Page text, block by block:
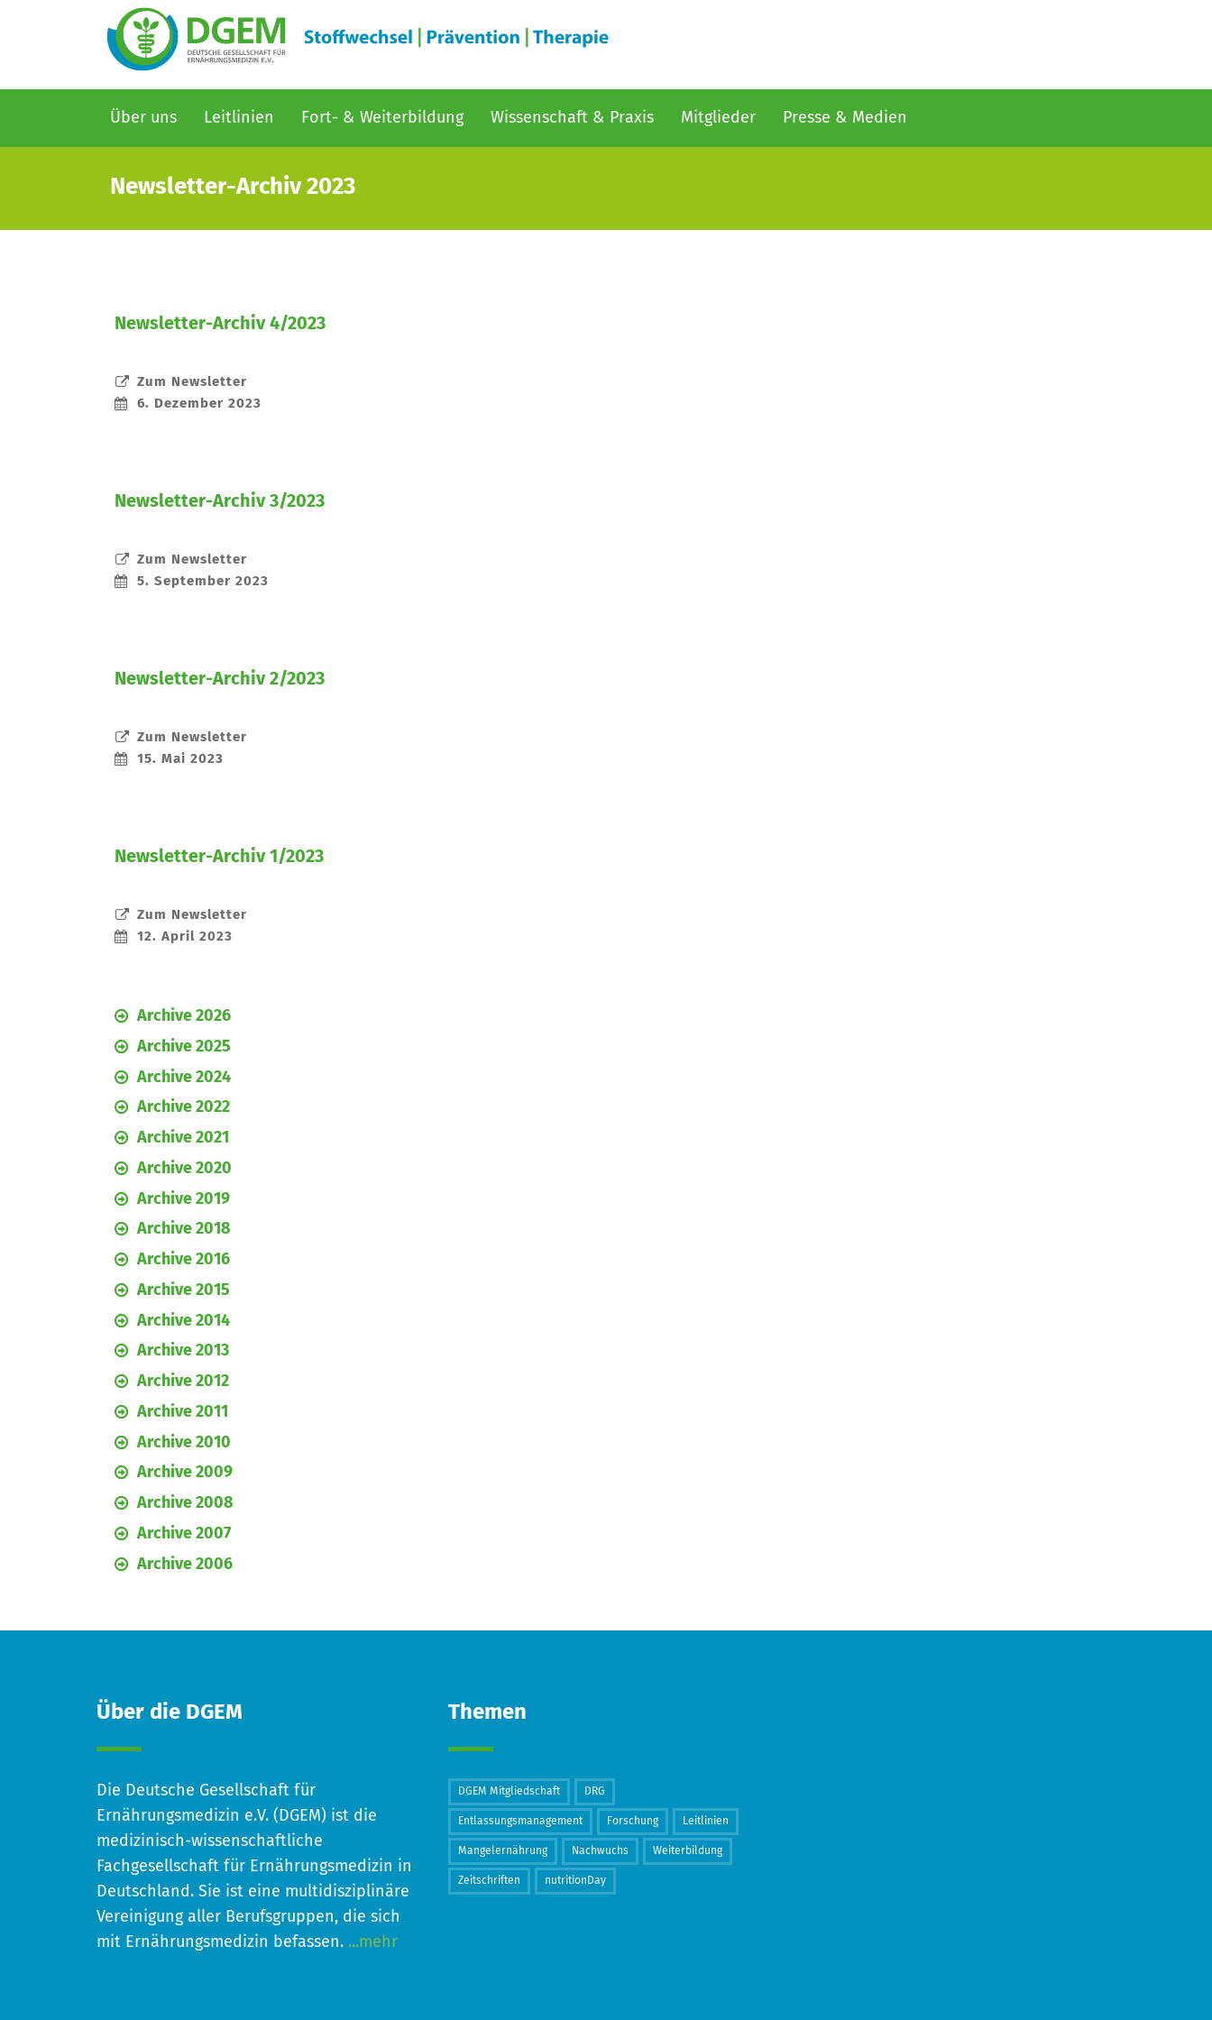
Newsletter-Archiv 2023
Newsletter-Archiv 4/2023
Zum Newsletter
6. Dezember 2023
Newsletter-Archiv 3/2023
Zum Newsletter
5. September 2023
Newsletter-Archiv 2/2023
Zum Newsletter
15. Mai 2023
Newsletter-Archiv 1/2023
Zum Newsletter
12. April 2023
Archive 2026
Archive 2025
Archive 2024
Archive 2022
Archive 2021
Archive 2020
Archive 2019
Archive 2018
Archive 2016
Archive 2015
Archive 2014
Archive 2013
Archive 2012
Archive 2011
Archive 2010
Archive 2009
Archive 2008
Archive 2007
Archive 2006
Über die DGEM
Die Deutsche Gesellschaft für
Ernährungsmedizin e.V. (DGEM) ist die
medizinisch-wissenschaftliche
Fachgesellschaft für Ernährungsmedizin in
Deutschland. Sie ist eine multidisziplinäre
Vereinigung aller Berufsgruppen, die sich
mit Ernährungsmedizin befassen. ...mehr
Themen
DGEM Mitgliedschaft DRG
Entlassungsmanagement Forschung Leitlinien
Mangelernährung Nachwuchs Weiterbildung
Zeitschriften nutritionDay
Hauptnavigation
Über uns Leitlinien Fort- & Weiterbildung Wissenschaft & Praxis Mitglieder Presse & Medien